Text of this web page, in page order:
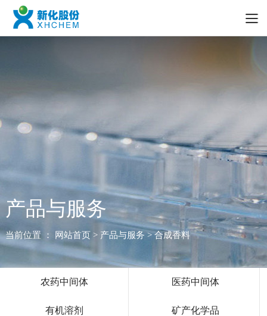
产品与服务
当前位置 ： 网站首页> 产品与服务 > 合成香料
农药中间体 医药中间体
有机溶剂 矿产化学品